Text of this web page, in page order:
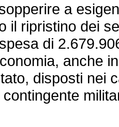
a
il ripristino dei
di
anche
disposti nei